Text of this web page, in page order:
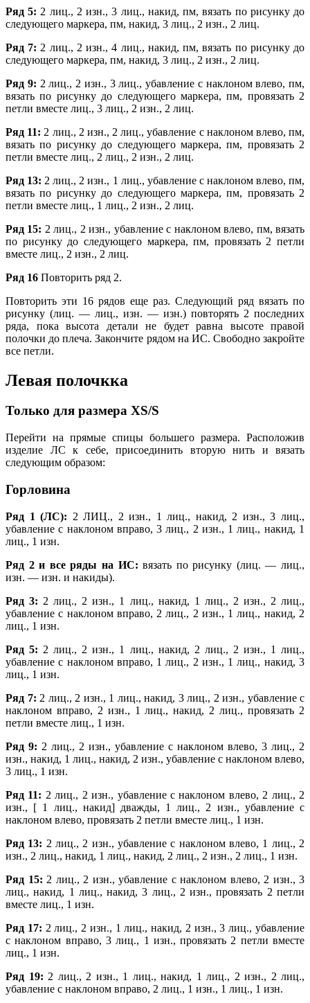
Ряд 5: 2 лиц., 2 изн., 3 лиц., накид, пм, вязать по рисунку до
следующего маркера, пм, накид, 3 лиц., 2 изн., 2 лиц.
Ряд 7: 2 лиц., 2 изн., 4 лиц., накид, пм, вязать по рисунку до
следующего маркера, пм, накид, 3 лиц., 2 изн., 2 лиц.
Ряд 9: 2 лиц., 2 изн., 3 лиц., убавление с наклоном влево, пм,
вязать по рисунку до следующего маркера, пм, провязать 2
петли вместе лиц., 3 лиц., 2 изн., 2 лиц.
Ряд 11: 2 лиц., 2 изн., 2 лиц., убавление с наклоном влево, пм,
вязать по рисунку до следующего маркера, пм, провязать 2
петли вместе лиц., 2 лиц., 2 изн., 2 лиц.
Ряд 13: 2 лиц., 2 изн., 1 лиц., убавление с наклоном влево, пм,
вязать по рисунку до следующего маркера, пм, провязать 2
петли вместе лиц., 1 лиц., 2 изн., 2 лиц.
Ряд 15: 2 лиц., 2 изн., убавление с наклоном влево, пм, вязать
по рисунку до следующего маркера, пм, провязать 2 петли
вместе лиц., 2 изн., 2 лиц.
Ряд 16 Повторить ряд 2.
Повторить эти 16 рядов еще раз. Следующий ряд вязать по
рисунку (лиц. — лиц., изн. — изн.) повторять 2 последних
ряда, пока высота детали не будет равна высоте правой
полочки до плеча. Закончите рядом на ИС. Свободно закройте
все петли.
Левая полочкка
Только для размера ХS/S
Перейти на прямые спицы большего размера. Расположив
изделие ЛС к себе, присоединить вторую нить и вязать
следующим образом:
Горловина
Ряд 1 (ЛС): 2 ЛИЦ., 2 изн., 1 лиц., накид, 2 изн., 3 лиц.,
убавление с наклоном вправо, 3 лиц., 2 изн., 1 лиц., накид, 1
лиц., 1 изн.
Ряд 2 и все ряды на ИС: вязать по рисунку (лиц. — лиц.,
изн. — изн. и накиды).
Ряд 3: 2 лиц., 2 изн., 1 лиц., накид, 1 лиц., 2 изн., 2 лиц.,
убавление с наклоном вправо, 2 лиц., 2 изн., 1 лиц., накид, 2
лиц., 1 изн.
Ряд 5: 2 лиц., 2 изн., 1 лиц., накид, 2 лиц., 2 изн., 1 лиц.,
убавление с наклоном вправо, 1 лиц., 2 изн., 1 лиц., накид, 3
лиц., 1 изн.
Ряд 7: 2 лиц., 2 изн., 1 лиц., накид, 3 лиц., 2 изн., убавление с
наклоном вправо, 2 изн., 1 лиц., накид, 2 лиц., провязать 2
петли вместе лиц., 1 изн.
Ряд 9: 2 лиц., 2 изн., убавление с наклоном влево, 3 лиц., 2
изн., накид, 1 лиц., накид, 2 изн., убавление с наклоном влево,
3 лиц., 1 изн.
Ряд 11: 2 лиц., 2 изн., убавление с наклоном влево, 2 лиц., 2
изн., [ 1 лиц., накид] дважды, 1 лиц., 2 изн., убавление с
наклоном влево, провязать 2 петли вместе лиц., 1 изн.
Ряд 13: 2 лиц., 2 изн., убавление с наклоном влево, 1 лиц., 2
изн., 2 лиц., накид, 1 лиц., накид, 2 лиц., 2 изн., 2 лиц., 1 изн.
Ряд 15: 2 лиц., 2 изн., убавление с наклоном влево, 2 изн., 3
лиц., накид, 1 лиц., накид, 3 лиц., 2 изн., провязать 2 петли
вместе лиц., 1 изн.
Ряд 17: 2 лиц., 2 изн., 1 лиц., накид, 2 изн., 3 лиц., убавление
с наклоном вправо, 3 лиц., 1 изн., провязать 2 петли вместе
лиц., 1 изн.
Ряд 19: 2 лиц., 2 изн., 1 лиц., накид, 1 лиц., 2 изн., 2 лиц.,
убавление с наклоном вправо, 2 лиц., 1 изн., 1 лиц., 1 изн.